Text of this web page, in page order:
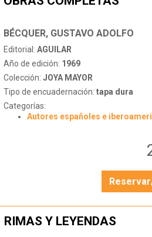
BÉCQUER, GUSTAVO ADOLFO
Editorial: AGUILAR
Año de edición: 1969
Colección: JOYA MAYOR
Tipo de encuadernación: tapa dura
Categorías:
Autores españoles e
RIMAS Y LEYENDAS